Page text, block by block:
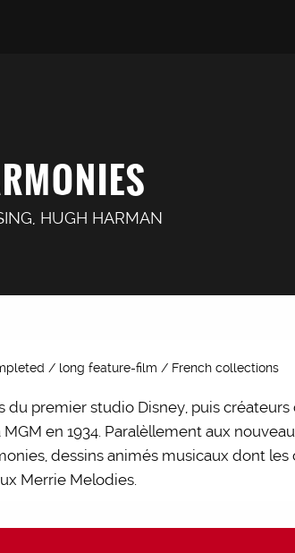
HUGH HARMAN
/ long feature-film / French collections
premier studio Disney, puis créateurs
en 1934. Paralèllement aux
dessins animés musicaux dont les
Merrie Melodies.